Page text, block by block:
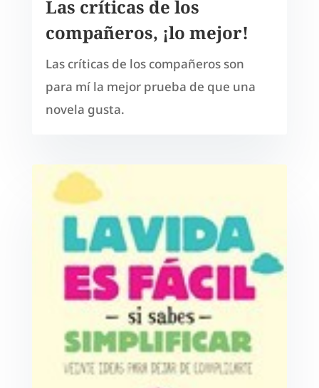
Las críticas de los
compañeros, ¡lo mejor!
Las críticas de los compañeros son
para mí la mejor prueba de que una
novela gusta.